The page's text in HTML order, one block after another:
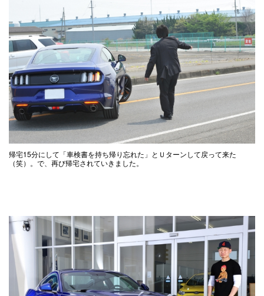
帰宅15分にして「車検書を持ち帰り忘れた」とＵターンして戻って来た
（笑）。で、再び帰宅されていきました。